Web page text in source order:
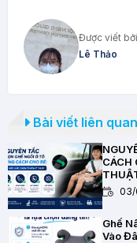
Được viết bởi
Lê Thảo
Bài viết liên quan
CÁCH
03/
Ghế
Vào